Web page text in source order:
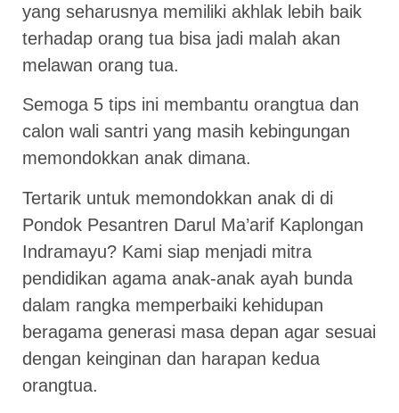
yang seharusnya memiliki akhlak lebih baik
terhadap orang tua bisa jadi malah akan
melawan orang tua.
Semoga 5 tips ini membantu orangtua dan
calon wali santri yang masih kebingungan
memondokkan anak dimana.
Tertarik untuk memondokkan anak di di
Pondok Pesantren Darul Ma’arif Kaplongan
Indramayu? Kami siap menjadi mitra
pendidikan agama anak-anak ayah bunda
dalam rangka memperbaiki kehidupan
beragama generasi masa depan agar sesuai
dengan keinginan dan harapan kedua
orangtua.